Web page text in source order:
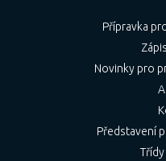
Přípravka
Novinky pro
Představení